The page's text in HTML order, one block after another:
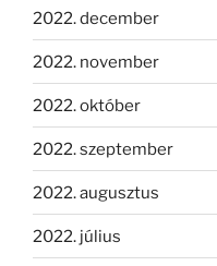
2022. december
2022. november
2022. október
2022. szeptember
2022. augusztus
2022. július